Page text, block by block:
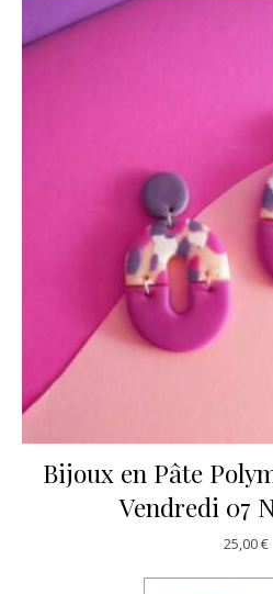
Bijoux en Pâte
Vendredi 07
25,00€